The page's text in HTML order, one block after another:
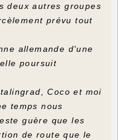
deux autres groupes
prévu tout
allemande d'une
poursuit
Coco et moi
temps nous
guère que les
de route que le